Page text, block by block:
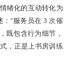
绪化的互动转化为
“服务员在 3 次催
既包含行为细节，
，正是上书房训练